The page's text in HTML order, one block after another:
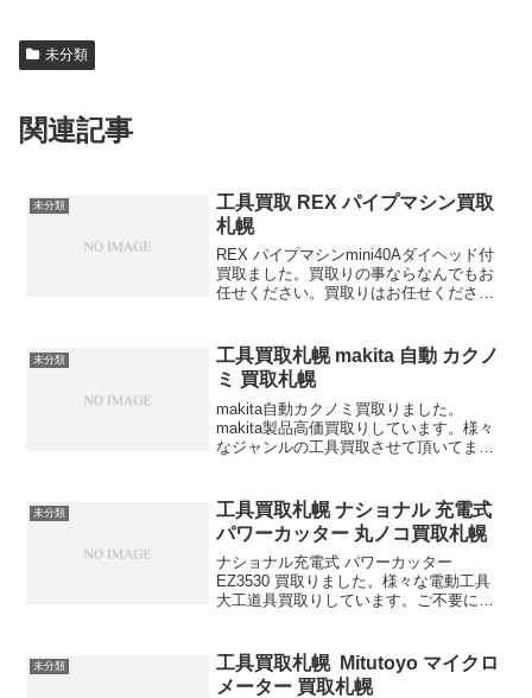
未分類
関連記事
未分類
工具買取 REX パイプマシン買取
札幌
REX パイプマシンmini40Aダイヘッド付
買取ました。買取りの事ならなんでもお
任せください。買取りはお任せください
未分類
工具買取札幌 makita 自動 カクノ
ミ 買取札幌
makita自動カクノミ買取りました。
makita製品高価買取りしています。様々
なジャンルの工具買取させて頂いてま
未分類
工具買取札幌 ナショナル 充電式
パワーカッター 丸ノコ買取札幌
ナショナル充電式 パワーカッター
EZ3530 買取りました。様々な電動工具
大工道具買取りしています。ご不要にな
ままになっていませんか？古くなった工
具でもしっかり査定致...
未分類
工具買取札幌 Mitutoyo マイクロ
メーター 買取札幌